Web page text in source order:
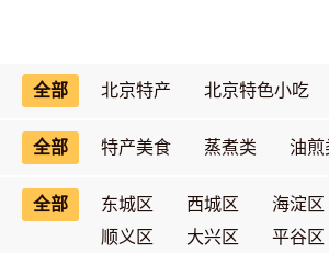
全部 北京特产 北京特色小吃
全部 特产美食 蒸煮类 油煎
全部 东城区 西城区
海淀区
顺义区
大兴区 平谷区